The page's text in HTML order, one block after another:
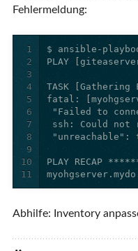
Fehlermeldung:
1
2
3
4
5
6
7
8
9
10
11
Abhilfe: Inventory